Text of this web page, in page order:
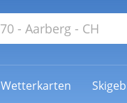
Wetterkarten